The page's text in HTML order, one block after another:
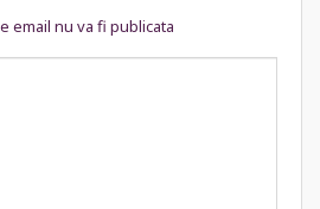
email nu va fi publicata